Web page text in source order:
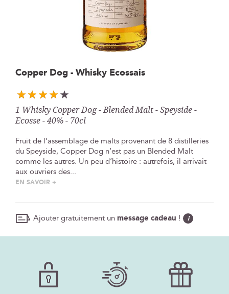
Skip
the
beginning
of
the
gallery
Copper Dog - Whisky Ecossais
1 Whisky Copper Dog - Blended Malt - Speyside -
Ecosse - 40% - 70cl
Fruit de l’assemblage de malts provenant de 8 distilleries
du Speyside, Copper Dog n’est pas un Blended Malt
comme les autres. Un peu d’histoire : autrefois, il arrivait
aux ouvriers des...
EN SAVOIR +
Ajouter gratuitement unmessage cadeau ! i